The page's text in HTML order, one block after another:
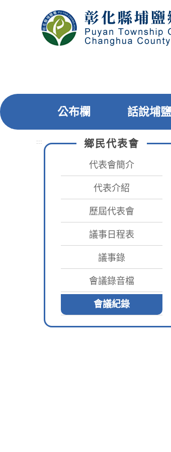
公布欄 話說埔鹽
::: 鄉民代表會
代表會簡介
代表介紹
歷屆代表會
議事日程表
議事錄
會議錄音檔
會議紀錄